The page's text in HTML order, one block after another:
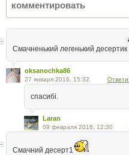
Смачненький легенький десертик
oksanochka86
27 января 2016, 15:32
спасибі.
Laran
09 февраля 2016, 12:30
Смачний десерт1